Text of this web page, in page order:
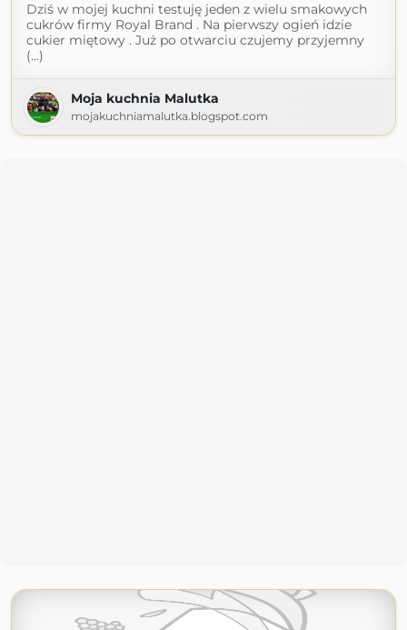
Dziś w mojej kuchni testuję jeden z wielu smakowych
cukrów firmy Royal Brand . Na pierwszy ogień idzie
cukier miętowy . Już po otwarciu czujemy przyjemny
(...)
Moja kuchnia Malutka
mojakuchniamalutka.blogspot.com